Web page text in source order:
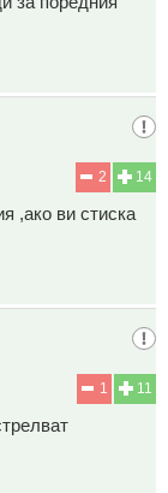
14
2
,ако ви стиска
11
1